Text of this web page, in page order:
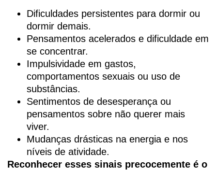
Dificuldades persistentes para dormir ou
dormir demais.
Pensamentos acelerados e dificuldade em
se concentrar.
Impulsividade em gastos,
comportamentos sexuais ou uso de
substâncias.
Sentimentos de desesperança ou
pensamentos sobre não querer mais
viver.
Mudanças drásticas na energia e nos
níveis de atividade.
Reconhecer esses sinais precocemente é o